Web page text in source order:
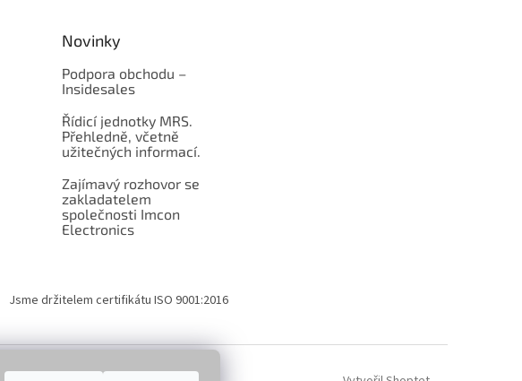
Novinky
Podpora obchodu –
Insidesales
Řídicí jednotky MRS.
Přehledně, včetně
užitečných informací.
Zajímavý rozhovor se
zakladatelem
společnosti Imcon
Electronics
Jsme držitelem certifikátu ISO 9001:2016